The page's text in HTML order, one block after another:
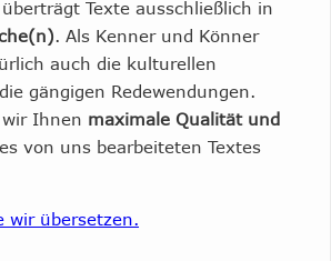
Texte ausschließlich in
. Als Kenner und Könner
auch die kulturellen
gängigen Redewendungen.
Ihnen maximale Qualität und
von uns bearbeiteten Textes
wir übersetzen.